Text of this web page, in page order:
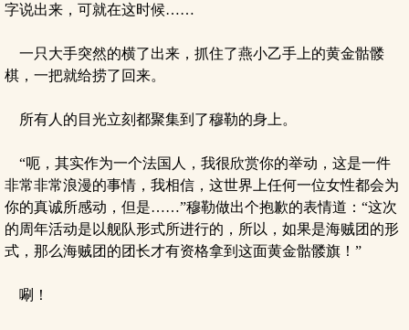
字说出来，可就在这时候……
一只大手突然的横了出来，抓住了燕小乙手上的黄金骷髅
棋，一把就给捞了回来。
所有人的目光立刻都聚集到了穆勒的身上。
“呃，其实作为一个法国人，我很欣赏你的举动，这是一件
非常非常浪漫的事情，我相信，这世界上任何一位女性都会为
你的真诚所感动，但是……”穆勒做出个抱歉的表情道：“这次
的周年活动是以舰队形式所进行的，所以，如果是海贼团的形
式，那么海贼团的团长才有资格拿到这面黄金骷髅旗！”
唰！